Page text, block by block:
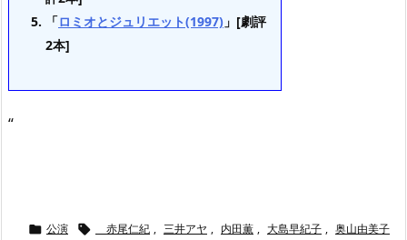
「ロミオとジュリエット(1997) 」[劇評
2本]
“
 公演  赤尾仁紀 , 三井アヤ , 内田薫 , 大島早紀子 , 奥山由美子